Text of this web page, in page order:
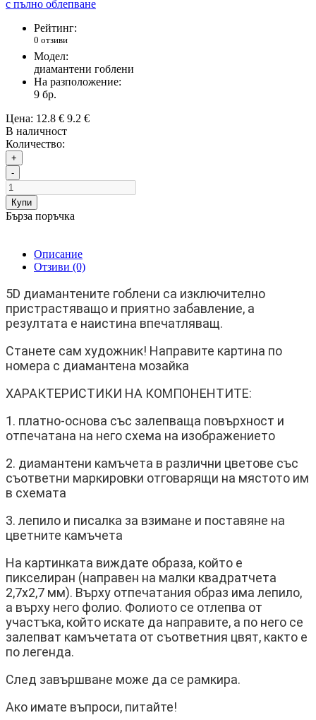
Рейтинг:
0 отзиви
Модел:
диамантени гоблени
На разположение:
9 бр.
Цена: 12.8 € 9.2 €
В наличност
Количество:
+
-
Купи
Бърза поръчка
Описание
Отзиви (0)
5D диамантените гоблени са изключително
пристрастяващо и приятно забавление, а
резултата е наистина впечатляващ.
Станете сам художник! Направите картина по
номера с диамантена мозайка
ХАРАКТЕРИСТИКИ НА КОМПОНЕНТИТЕ:
1. платно-основа със залепваща повърхност и
отпечатана на него схема на изображението
2. диамантени камъчета в различни цветове със
съответни маркировки отговарящи на мястото им
в схемата
3. лепило и писалка за взимане и поставяне на
цветните камъчета
На картинката виждате образа, който е
пикселиран (направен на малки квадратчета
2,7х2,7 мм). Върху отпечатания образ има лепило,
а върху него фолио. Фолиото се отлепва от
участъка, който искате да направите, а по него се
залепват камъчетата от съответния цвят, както е
по легенда.
След завършване може да се рамкира.
Ако имате въпроси, питайте!